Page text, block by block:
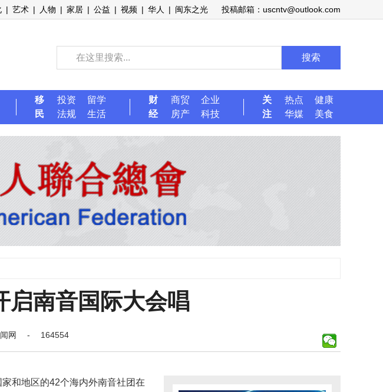
| 艺术 | 人物 | 家居 | 公益 | 视频 | 华人 | 闽东之光 投稿邮箱：uscntv@outlook.com
搜索
移
民
投资
留学
法规
生活
财
经
商贸
企业
房产
科技
关
注
热点
健康
华媒
美食
启南音国际大会唱
闻网 - 164554
和地区的42个海内外南音社团在